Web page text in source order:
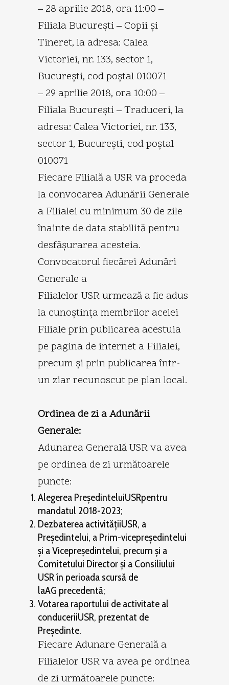
– 28 aprilie 2018, ora 11:00 –
Filiala Bucureşti – Copii şi
Tineret, la adresa: Calea
Victoriei, nr. 133, sector 1,
Bucureşti, cod poştal 010071
– 29 aprilie 2018, ora 10:00 –
Filiala Bucureşti – Traduceri, la
adresa: Calea Victoriei, nr. 133,
sector 1, Bucureşti, cod poştal
010071
Fiecare Filială a USR va proceda
la convocarea Adunării Generale
a Filialei cu minimum 30 de zile
înainte de data stabilită pentru
desfăşurarea acesteia.
Convocatorul fiecărei Adunări
Generale a
Filialelor USR urmează a fie adus
la cunoştinţa membrilor acelei
Filiale prin publicarea acestuia
pe pagina de internet a Filialei,
precum şi prin publicarea într-
un ziar recunoscut pe plan local.
Ordinea de zi a Adunării
Generale:
Adunarea Generală USR va avea
pe ordinea de zi următoarele
puncte:
Alegerea PreşedinteluiUSRpentru
mandatul 2018-2023;
Dezbaterea activităţiiUSR, a
Preşedintelui, a Prim-vicepreşedintelui
şi a Vicepreşedintelui, precum şi a
Comitetului Director şi a Consiliului
USR în perioada scursă de
laAG precedentă;
Votarea raportului de activitate al
conduceriiUSR, prezentat de
Preşedinte.
Fiecare Adunare Generală a
Filialelor USR va avea pe ordinea
de zi următoarele puncte: